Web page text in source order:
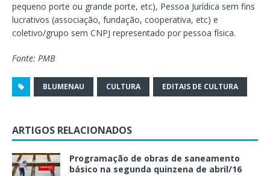
pequeno porte ou grande porte, etc), Pessoa Jurídica sem fins
lucrativos (associação, fundação, cooperativa, etc) e
coletivo/grupo sem CNPJ representado por pessoa física.
Fonte: PMB
BLUMENAU CULTURA EDITAIS DE CULTURA
ARTIGOS RELACIONADOS
Programação de obras de saneamento
básico na segunda quinzena de abril/16